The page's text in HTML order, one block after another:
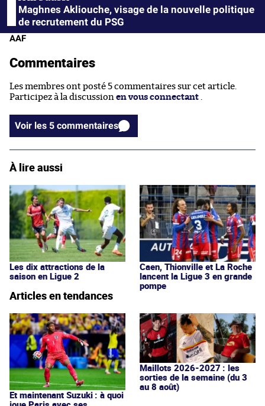
Maghnes Akliouche, visage de la nouvelle politique
de recrutement du PSG
AAF
Commentaires
Les membres ont posté 5 commentaires sur cet article.
Participez à la discussion en vous connectant
Voir les 5 commentaires
À lire aussi
Les dix attractions de la
saison en Ligue 2
Caen, Thionville et La Roche
lancent la Ligue 3 en grande
pompe
Articles en tendances
Et maintenant Suzuki : à quoi
Maillots 2026-2027 : les
sorties de la semaine (du 3
au 8 août)